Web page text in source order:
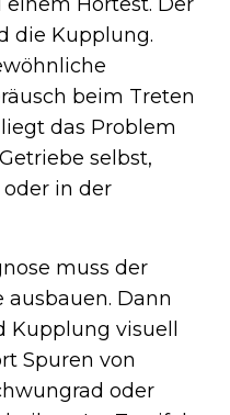
die Kupplung.
beim Treten
das Problem
selbst,
in der
muss der
ausbauen. Dann
visuell
Spuren von
oder